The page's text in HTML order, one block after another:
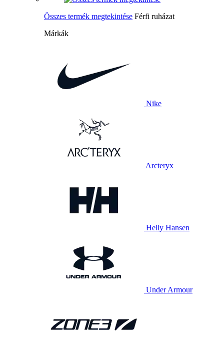
Összes termék megtekintése Férfi ruházat
Márkák
Nike
Arcteryx
Helly Hansen
Under Armour